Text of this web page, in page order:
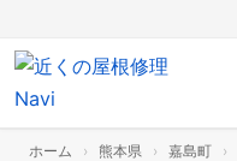
ホーム › 熊本県 › 嘉島町 ›